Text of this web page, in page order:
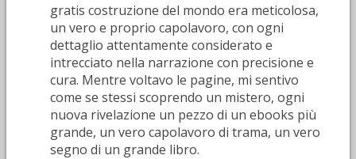
gratis costruzione del mondo era meticolosa,
un vero e proprio capolavoro, con ogni
dettaglio attentamente considerato e
intrecciato nella narrazione con precisione e
cura. Mentre voltavo le pagine, mi sentivo
come se stessi scoprendo un mistero, ogni
nuova rivelazione un pezzo di un ebooks più
grande, un vero capolavoro di trama, un vero
segno di un grande libro.